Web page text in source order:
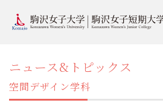
ニュース&トピックス
空間デザイン学科